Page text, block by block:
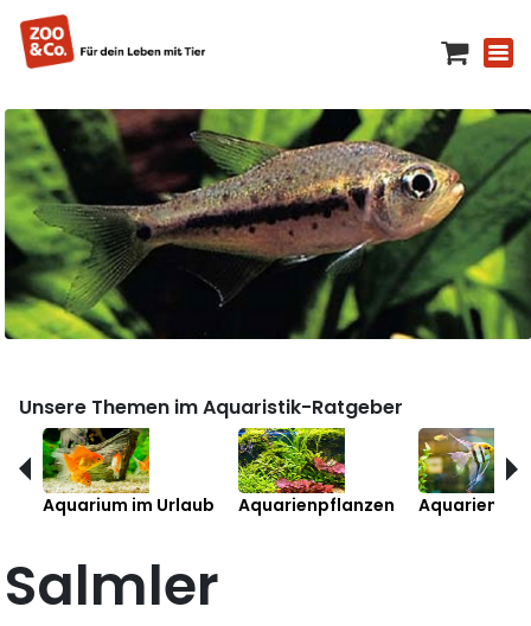
Unsere Themen im Aquaristik-Ratgeber
Aquarium im Urlaub Aquarienpflanzen
Salmler